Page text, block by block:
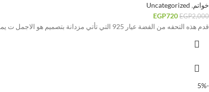
خواتم,
Uncategorized
EGP2,000
EGP720
قدم هذه التحفه من الفضة عيار 925 التي تأتي مزدانة بتصميم هو الاجمل ت يمكنك اختياره كهدية فاخرة لمناسبات مميزة وذكريات لا تنسى. تصميم أخاذ ومميز يلائم مختلف الأعمار.
-5%